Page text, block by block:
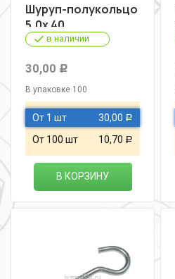
Шуруп-полукольцо
5,0х 40
в наличии
30,00 Р
В упаковке 100
От 1 шт 30,00 Р
От 100 шт 10,70 Р
В КОРЗИНУ